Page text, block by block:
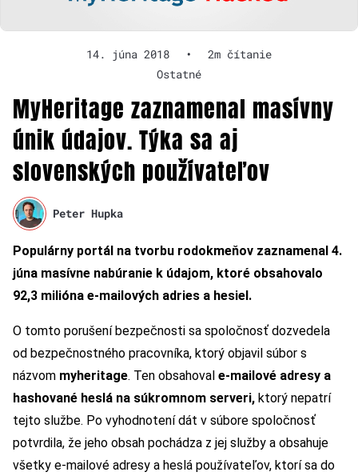
14. júna 2018 •
2m čítanie
Ostatné
MyHeritage zaznamenal masívny
únik údajov. Týka sa aj
slovenských používateľov
Peter Hupka
Populárny portál na tvorbu rodokmeňov zaznamenal 4.
júna masívne nabúranie k údajom, ktoré obsahovalo
92,3 milióna e-mailových adries a hesiel.
O tomto porušení bezpečnosti sa spoločnosť dozvedela
od bezpečnostného pracovníka, ktorý objavil súbor s
názvom myheritage. Ten obsahoval e-mailové adresy a
hashované heslá na súkromnom serveri, ktorý nepatrí
tejto službe. Po vyhodnotení dát v súbore spoločnosť
potvrdila, že jeho obsah pochádza z jej služby a obsahuje
všetky e-mailové adresy a heslá používateľov, ktorí sa do